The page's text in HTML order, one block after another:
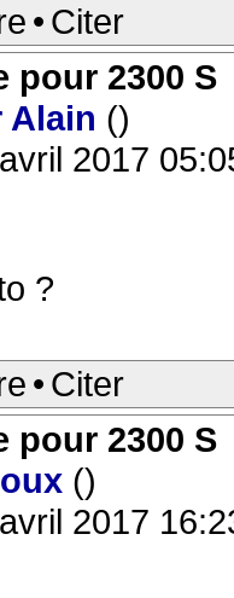
• Citer
pour 2300 S
Alain ()
2017
?
• Citer
pour 2300 S
()
2017